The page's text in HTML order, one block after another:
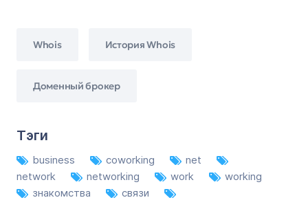
Whois История Whois
Доменный брокер
Тэги
business coworking
net
network
networking work
working
знакомства
связи